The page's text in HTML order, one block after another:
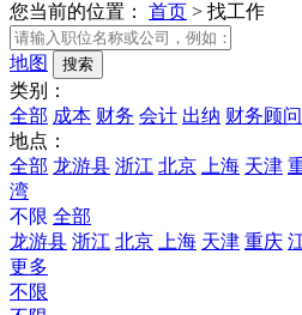
您当前的位置： 首页 > 找工作
地图
类别：
全部 成本 财务 会计 出纳 财务顾问
地点：
全部 龙游县 浙江 北京 上海 天津
湾
不限 全部
龙游县 浙江 北京 上海 天津 重庆
更多
不限